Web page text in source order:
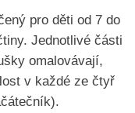
pro děti od 7 do
Jednotlivé části
omalovávají,
v každé ze čtyř